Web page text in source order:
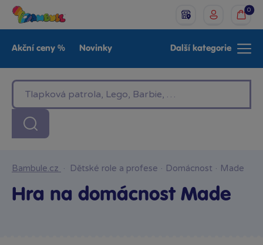
0
Akční ceny % Novinky
LEGO®
Baby Značky
Další kategorie
Bambule.cz · Dětské role a profese · Domácnost · Made
Hra na domácnost Made